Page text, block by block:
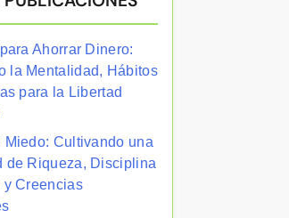
Ahorrar Dinero:
la Mentalidad, Hábitos
para la Libertad
Miedo: Cultivando una
de Riqueza, Disciplina
y Creencias